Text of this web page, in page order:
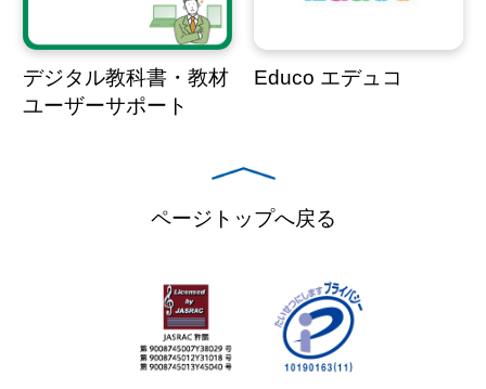
デジタル教科書・教材
ユーザーサポート
Educo エデュコ
ページトップへ戻る